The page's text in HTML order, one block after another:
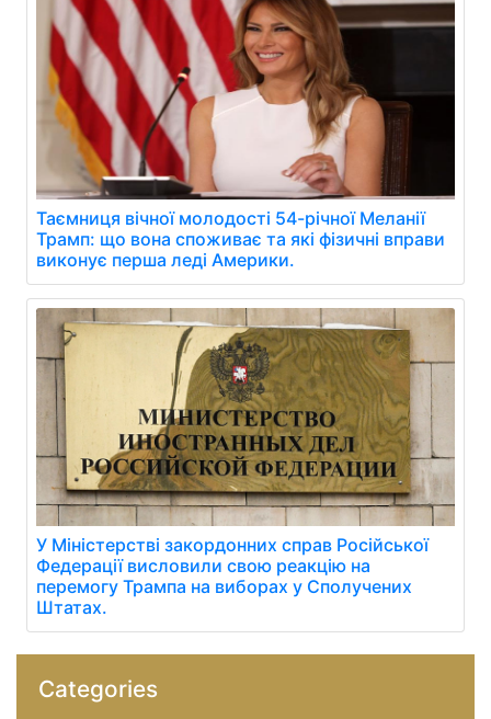
Таємниця вічної молодості 54-річної Меланії
Трамп: що вона споживає та які фізичні вправи
виконує перша леді Америки.
У Міністерстві закордонних справ Російської
Федерації висловили свою реакцію на
перемогу Трампа на виборах у Сполучених
Штатах.
Categories